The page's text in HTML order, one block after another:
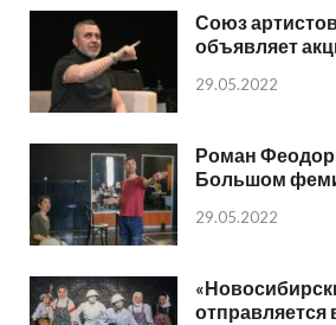
Союз
объявляет
29.05.2022
Роман
Большом
29.05.2022
отправляется